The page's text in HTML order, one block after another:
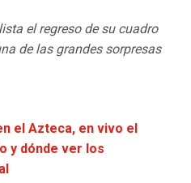
el regreso de su cuadro
de las grandes sorpresas
el Azteca, en vivo el
y dónde ver los